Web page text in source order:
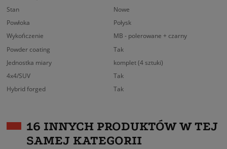
Stan
Nowe
Powłoka
Połysk
Wykończenie
MB - polerowane + czarny
Powder coating
Tak
Jednostka miary
komplet (4 sztuki)
4x4/SUV
Tak
Hybrid forged
Tak
16 INNYCH PRODUKTÓW W TEJ
SAMEJ KATEGORII